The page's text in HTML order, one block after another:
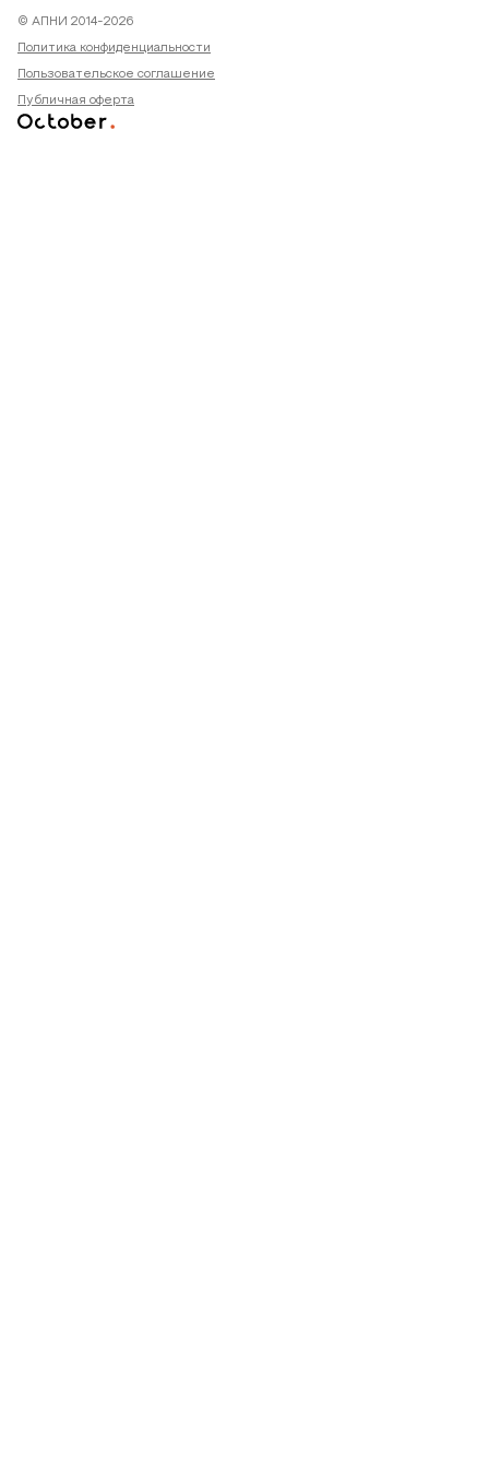
© АПНИ 2014-2026
Политика конфиденциальности
Пользовательское соглашение
Публичная оферта